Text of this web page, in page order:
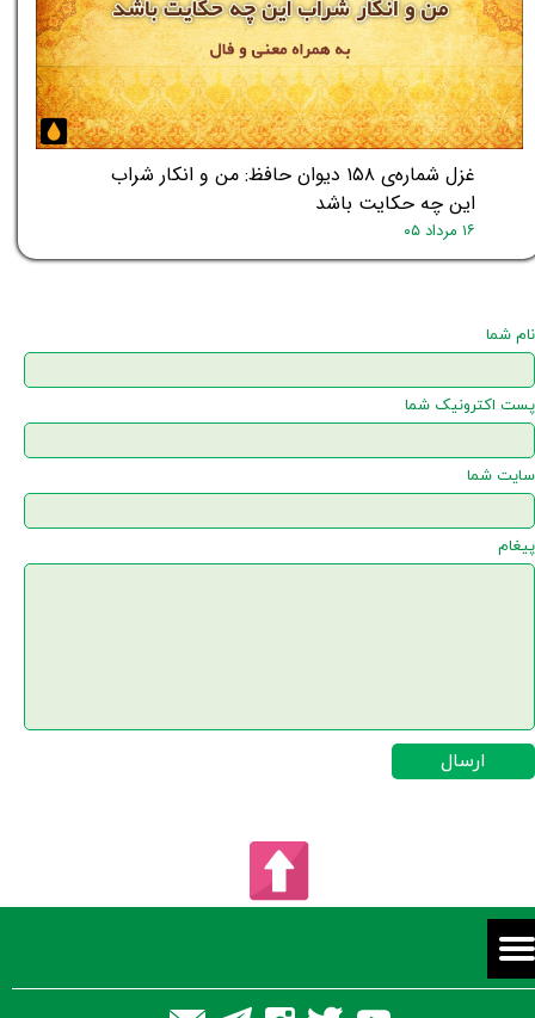
غزل شماره‌ی ۱۵۸ دیوان حافظ: من و انکار شراب
این چه حکایت باشد
۱۶ مرداد ۰۵
نام شما
پست اکترونیک شما
سایت شما
پیغام
ارسال